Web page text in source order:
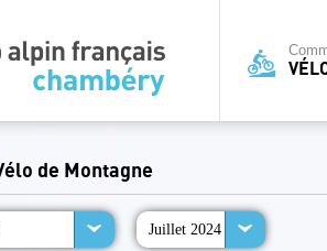
de Montagne
Juillet 2024